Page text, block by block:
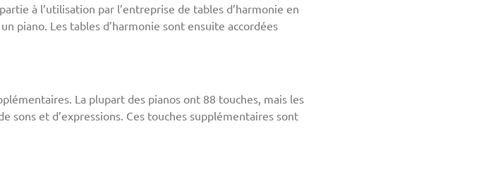
à l’utilisation par l’entreprise de tables d’harmonie en
piano. Les tables d’harmonie sont ensuite accordées
La plupart des pianos ont 88 touches, mais les
sons et d’expressions. Ces touches supplémentaires sont